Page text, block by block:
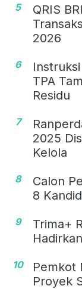
5
QRIS
2026
6
TPA
Residu
7
2025
Kelola
8
Calon
8
9
Trima+
10
Pemkot
Proyek